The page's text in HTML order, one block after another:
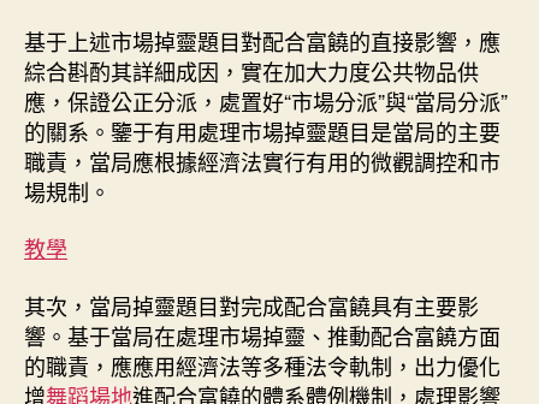
基于上述市場掉靈題目對配合富饒的直接影響，應
綜合斟酌其詳細成因，實在加大力度公共物品供
應，保證公正分派，處置好“市場分派”與“當局分派”
的關系。鑒于有用處理市場掉靈題目是當局的主要
職責，當局應根據經濟法實行有用的微觀調控和市
場規制。
教學
其次，當局掉靈題目對完成配合富饒具有主要影
響。基于當局在處理市場掉靈、推動配合富饒方面
的職責，應應用經濟法等多種法令軌制，出力優化
增舞蹈場地進配合富饒的體系體例機制，處理影響